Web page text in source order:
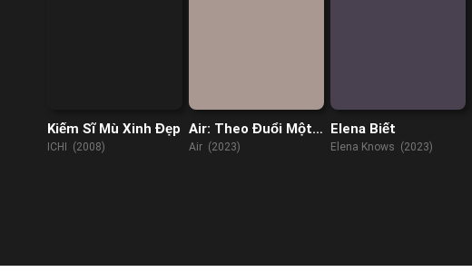
Kiếm Sĩ Mù Xinh Đẹp
ICHI (2008)
Air: Theo Đuổi Một
Huyền Thoại
Air (2023)
Elena Biết
Elena Knows (2023)